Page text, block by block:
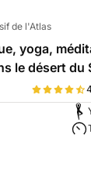
de l'Atlas
yoga,
le désert du